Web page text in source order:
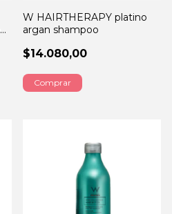
W HAIRTHERAPY platino
argan shampoo
$14.080,00
Comprar